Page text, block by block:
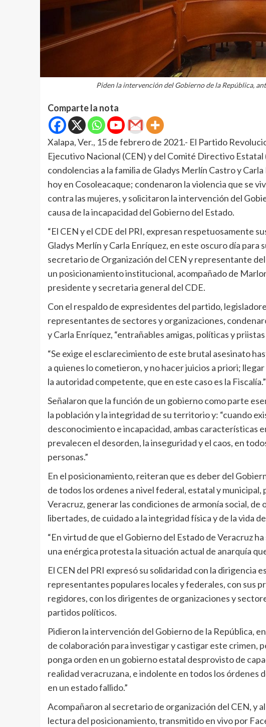
Piden la intervención del Gobierno de la República,
Comparte la nota
Xalapa, Ver., 15 de febrero de 2021.- El Partido
Ejecutivo Nacional (CEN) y del Comité Directivo Estatal
condolencias a la familia de Gladys Merlín Castro y
hoy en Cosoleacaque; condenaron la violencia que se
contra las mujeres, y solicitaron la intervención del
causa de la incapacidad del Gobierno del Estado.
“El CEN y el CDE del PRI, expresan respetuosamente
Gladys Merlín y Carla Enríquez, en este oscuro día para
secretario de Organización del CEN y representante
un posicionamiento institucional, acompañado de
presidente y secretaria general del CDE.
Con el respaldo de expresidentes del partido,
representantes de sectores y organizaciones,
y Carla Enríquez, “entrañables amigas, políticas y
“Se exige el esclarecimiento de este brutal asesinato
a quienes lo cometieron, y no hacer juicios a priori;
la autoridad competente, que en este caso es la Fiscalía.”
Señalaron que la función de un gobierno como parte
la población y la integridad de su territorio y: “cuando
desconocimiento e incapacidad, ambas características
prevalecen el desorden, la inseguridad y el caos, en
personas.”
En el posicionamiento, reiteran que es deber del
de todos los ordenes a nivel federal, estatal y
Veracruz, generar las condiciones de armonía social,
libertades, de cuidado a la integridad física y de la vida
“En virtud de que el Gobierno del Estado de Veracruz
una enérgica protesta la situación actual de anarquía
El CEN del PRI expresó su solidaridad con la dirigencia
representantes populares locales y federales, con sus
regidores, con los dirigentes de organizaciones y
partidos políticos.
Pidieron la intervención del Gobierno de la República,
de colaboración para investigar y castigar este crimen,
ponga orden en un gobierno estatal desprovisto de
realidad veracruzana, e indolente en todos los órdenes
en un estado fallido.”
Acompañaron al secretario de organización del CEN, y
lectura del posicionamiento, transmitido en vivo por